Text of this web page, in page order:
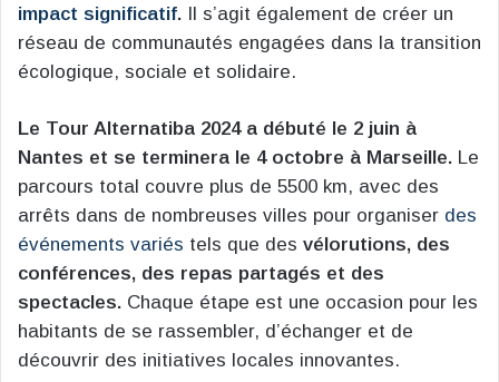
impact significatif. Il s’agit également de créer un
réseau de communautés engagées dans la transition
écologique, sociale et solidaire​.
Le Tour Alternatiba 2024 a débuté le 2 juin à
Nantes et se terminera le 4 octobre à Marseille. Le
parcours total couvre plus de 5500 km, avec des
arrêts dans de nombreuses villes pour organiser des
événements variés tels que des vélorutions, des
conférences, des repas partagés et des
spectacles. Chaque étape est une occasion pour les
habitants de se rassembler, d’échanger et de
découvrir des initiatives locales innovantes.